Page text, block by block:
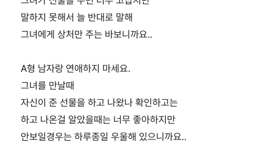
말하지 못해서 늘 반대로 말해
그녀에게 상처만 주는 바보니까요..
A형 남자랑 연애하지 마세요.
그녀를 만날때
자신이 준 선물을 하고 나왔나 확인하고는
하고 나온걸 알았을때는 너무 좋아하지만
안보일경우는 하루종일 우울해 있으니까요..